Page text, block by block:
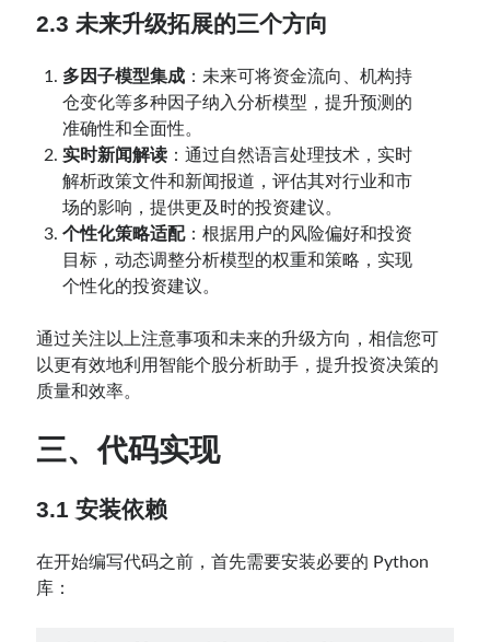
2.3 未来升级拓展的三个方向
多因子模型集成 ：未来可将资金流向、机构持
仓变化等多种因子纳入分析模型，提升预测的
准确性和全面性。
实时新闻解读 ：通过自然语言处理技术，实时
解析政策文件和新闻报道，评估其对行业和市
场的影响，提供更及时的投资建议。
个性化策略适配：根据用户的风险偏好和投资
目标，动态调整分析模型的权重和策略，实现
个性化的投资建议。
通过关注以上注意事项和未来的升级方向，相信您可
以更有效地利用智能个股分析助手，提升投资决策的
质量和效率。
三、代码实现
3.1 安装依赖
在开始编写代码之前，首先需要安装必要的 Python
库：